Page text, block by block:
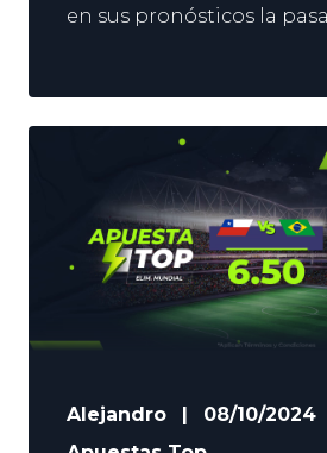
en sus pronósticos la
quiere repetir en el Real
locales en el derbi del
Champions y el Atlético
horizonte, pero no puede
LaLiga, y se decanta por
Alejandro |
08/10/2024